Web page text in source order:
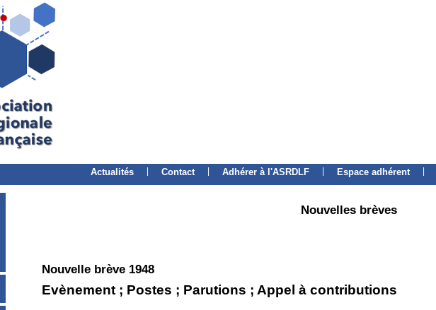
Actualités Contact Adhérer à l'ASRDLF Espace adhérent
Nouvelles brèves
Nouvelle brève 1948
Evènement ; Postes ; Parutions ; Appel à contributions